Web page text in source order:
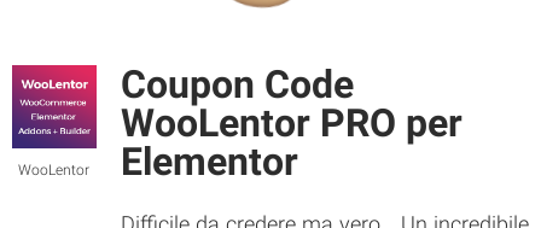
WooLentor
Coupon Code
WooLentor PRO per
Elementor